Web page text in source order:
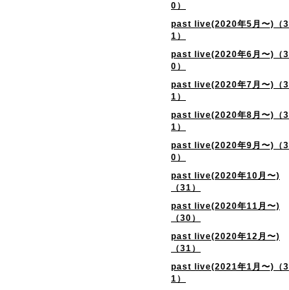
0）
past live(2020年5月〜)（3
1）
past live(2020年6月〜)（3
0）
past live(2020年7月〜)（3
1）
past live(2020年8月〜)（3
1）
past live(2020年9月〜)（3
0）
past live(2020年10月〜)
（31）
past live(2020年11月〜)
（30）
past live(2020年12月〜)
（31）
past live(2021年1月〜)（3
1）